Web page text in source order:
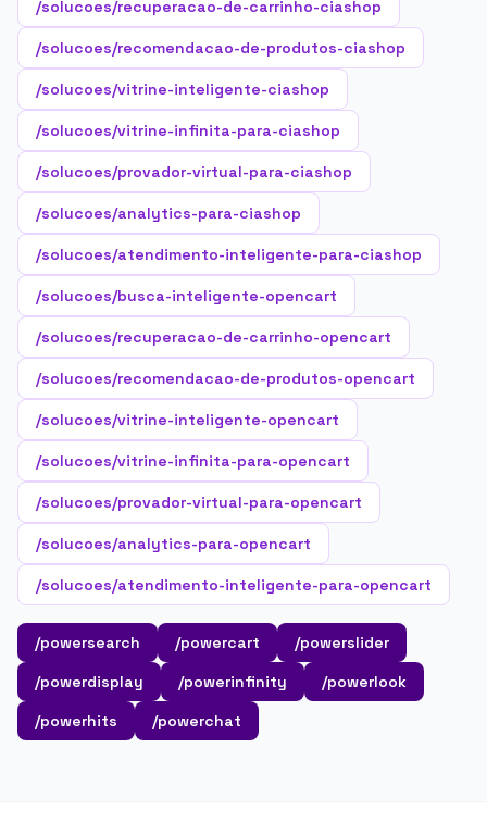
/solucoes/recuperacao-de-carrinho-ciashop
/solucoes/recomendacao-de-produtos-ciashop
/solucoes/vitrine-inteligente-ciashop
/solucoes/vitrine-infinita-para-ciashop
/solucoes/provador-virtual-para-ciashop
/solucoes/analytics-para-ciashop
/solucoes/atendimento-inteligente-para-ciashop
/solucoes/busca-inteligente-opencart
/solucoes/recuperacao-de-carrinho-opencart
/solucoes/recomendacao-de-produtos-opencart
/solucoes/vitrine-inteligente-opencart
/solucoes/vitrine-infinita-para-opencart
/solucoes/provador-virtual-para-opencart
/solucoes/analytics-para-opencart
/solucoes/atendimento-inteligente-para-opencart
/powersearch /powercart
/powerslider
/powerdisplay
/powerinfinity
/powerlook
/powerhits
/powerchat